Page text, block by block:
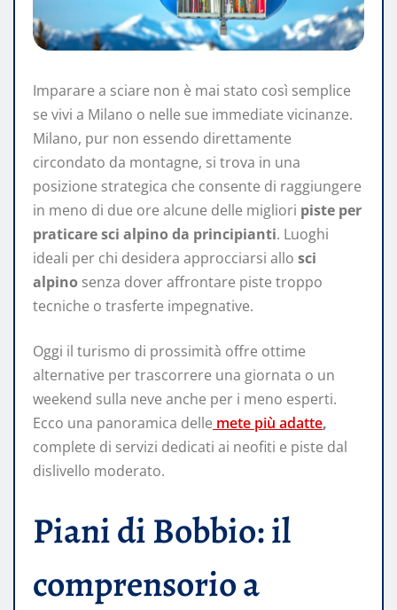
Imparare a sciare non è mai stato così semplice
se vivi a Milano o nelle sue immediate vicinanze.
Milano, pur non essendo direttamente
circondato da montagne, si trova in una
posizione strategica che consente di raggiungere
in meno di due ore alcune delle migliori piste per
praticare sci alpino da principianti. Luoghi
ideali per chi desidera approcciarsi allo sci
alpino senza dover affrontare piste troppo
tecniche o trasferte impegnative.
Oggi il turismo di prossimità offre ottime
alternative per trascorrere una giornata o un
weekend sulla neve anche per i meno esperti.
Ecco una panoramica delle mete più adatte,
complete di servizi dedicati ai neofiti e piste dal
dislivello moderato.
Piani di Bobbio: il
comprensorio a